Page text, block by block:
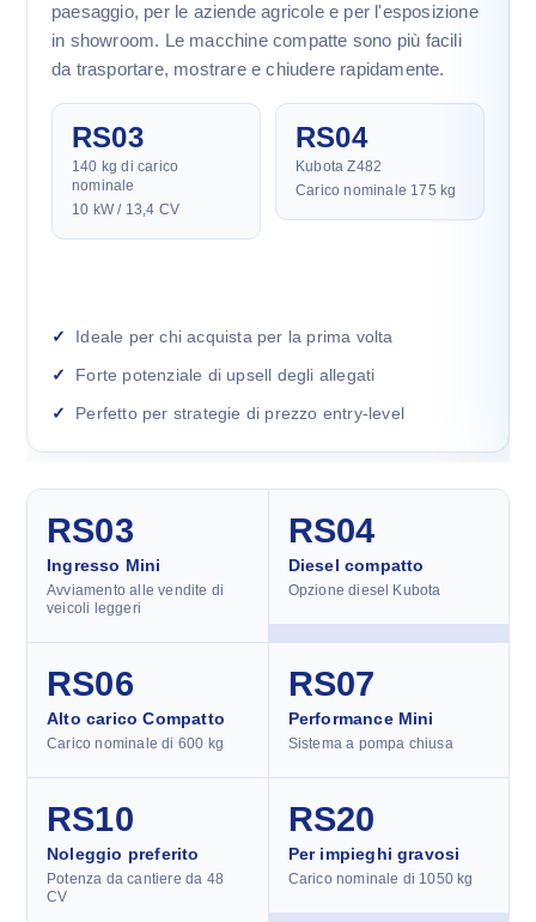
paesaggio, per le aziende agricole e per l'esposizione
in showroom. Le macchine compatte sono più facili
da trasportare, mostrare e chiudere rapidamente.
RS03
140 kg di carico
nominale
10 kW / 13,4 CV
RS04
Kubota Z482
Carico nominale 175 kg
Ideale per chi acquista per la prima volta
Forte potenziale di upsell degli allegati
Perfetto per strategie di prezzo entry-level
RS03
Ingresso Mini
Avviamento alle vendite di
veicoli leggeri
RS04
Diesel compatto
Opzione diesel Kubota
RS06
Alto carico Compatto
Carico nominale di 600 kg
RS07
Performance Mini
Sistema a pompa chiusa
RS10
Noleggio preferito
Potenza da cantiere da 48
CV
RS20
Per impieghi gravosi
Carico nominale di 1050 kg